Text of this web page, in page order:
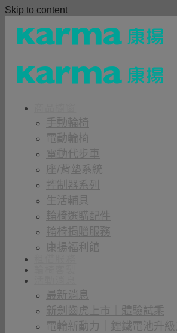
Skip to content
手動輪椅
電動輪椅
電動代步車
座/背墊系統
控制器系列
生活輔具
輪椅選購配件
輪椅捐贈服務
康揚福利館
最新消息
新劍齒虎上市｜體驗試乘
電輪新動力｜鋰鐵電池升